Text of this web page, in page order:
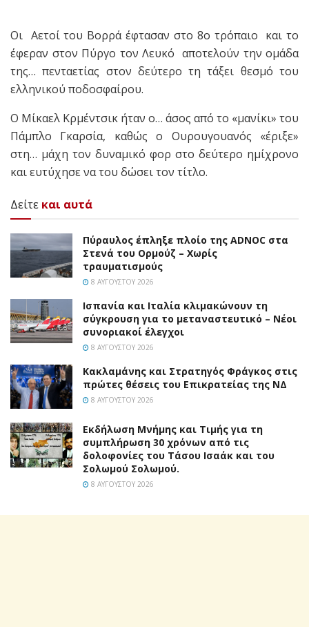
Οι Αετοί του Βορρά έφτασαν στο 8ο τρόπαιο και το
έφεραν στον Πύργο τον Λευκό αποτελούν την ομάδα
της… πενταετίας στον δεύτερο τη τάξει θεσμό του
ελληνικού ποδοσφαίρου.
Ο Μίκαελ Κρμέντσικ ήταν ο… άσος από το «μανίκι» του
Πάμπλο Γκαρσία, καθώς ο Ουρουγουανός «έριξε»
στη… μάχη τον δυναμικό φορ στο δεύτερο ημίχρονο
και ευτύχησε να του δώσει τον τίτλο.
Δείτε και αυτά
Πύραυλος έπληξε πλοίο της ADNOC στα
Στενά του Ορμούζ – Χωρίς
τραυματισμούς
8 ΑΥΓΟΎΣΤΟΥ 2026
Ισπανία και Ιταλία κλιμακώνουν τη
σύγκρουση για το μεταναστευτικό – Νέοι
συνοριακοί έλεγχοι
8 ΑΥΓΟΎΣΤΟΥ 2026
Κακλαμάνης και Στρατηγός Φράγκος στις
πρώτες θέσεις του Επικρατείας της ΝΔ
8 ΑΥΓΟΎΣΤΟΥ 2026
Εκδήλωση Μνήμης και Τιμής για τη
συμπλήρωση 30 χρόνων από τις
δολοφονίες του Τάσου Ισαάκ και του
Σολωμού Σολωμού.
8 ΑΥΓΟΎΣΤΟΥ 2026